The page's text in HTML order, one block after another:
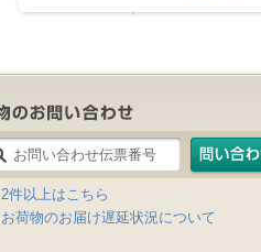
2件以上はこちら
お荷物のお届け遅延状況について